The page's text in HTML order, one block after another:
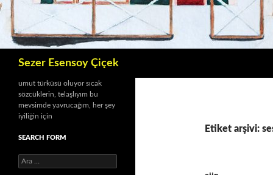
Sezer Esensoy Çiçek
Etiket arşivi:
umut türküsü oluyor sıcak
sözcüklerin, telaşlıyım bu
mevsimde yavrucağım, her şey
iyiliğin için
SEARCH FORM
A
r